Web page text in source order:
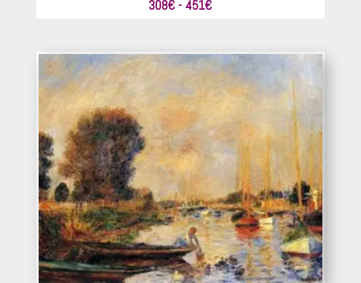
308€ - 451€Rango
desde
308€
451€